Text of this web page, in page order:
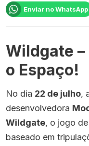
Enviar no WhatsApp
Wildgate
o Espaço!
No dia 22 de julho,
desenvolvedora
Wildgate, o jogo
baseado em